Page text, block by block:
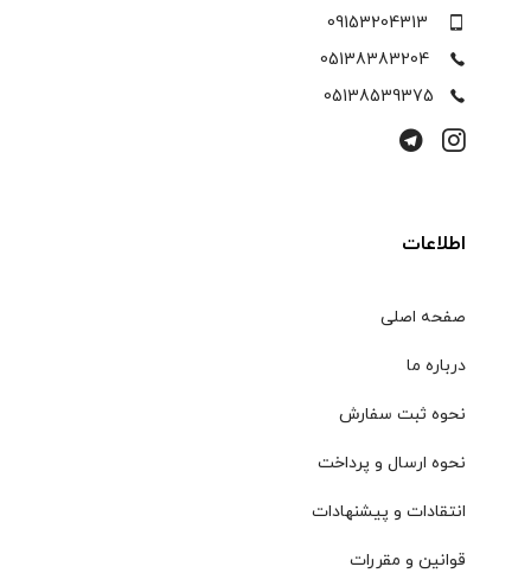
09153204313
05138383204
05138539375
اطلاعات
صفحه اصلی
درباره ما
نحوه ثبت سفارش
نحوه ارسال و پرداخت
انتقادات و پیشنهادات
قوانین و مقررات